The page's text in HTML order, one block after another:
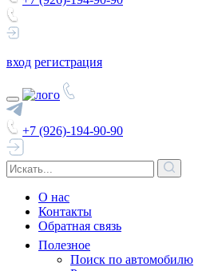
вход регистрация
+7 (926)-194-90-90
О нас
Контакты
Обратная связь
Полезное
Поиск по автомобилю